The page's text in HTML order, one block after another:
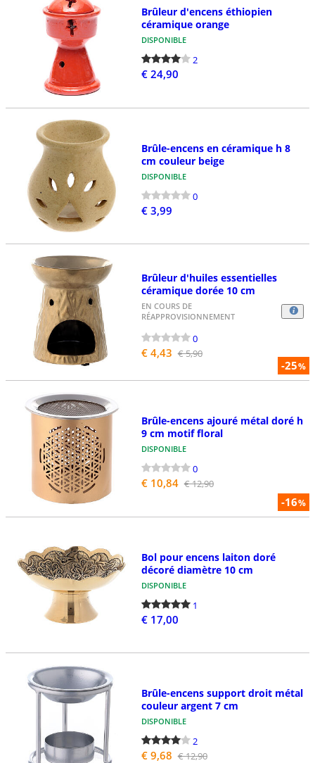
Brûleur d'encens éthiopien
céramique orange
DISPONIBLE
2
€ 24,90
Brûle-encens en céramique h 8
cm couleur beige
DISPONIBLE
0
€ 3,99
-25%
Brûleur d'huiles essentielles
céramique dorée 10 cm
EN COURS DE
RÉAPPROVISIONNEMENT
0
€ 4,43 € 5,90
-16%
Brûle-encens ajouré métal doré h
9 cm motif floral
DISPONIBLE
0
€ 10,84 € 12,90
Bol pour encens laiton doré
décoré diamètre 10 cm
DISPONIBLE
1
€ 17,00
Brûle-encens support droit métal
couleur argent 7 cm
DISPONIBLE
2
€ 9,68 € 12,90